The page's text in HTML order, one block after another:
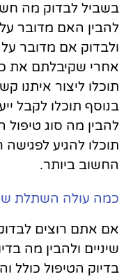
בשביל לבדוק מה
להבין האם מדובר
ולבדוק אם מדובר
אחרי שקיבלתם את
תוכלו ליצור איתנו
בנוסף תוכלו לקבל
להבין מה סוג
תוכלו להגיע
החשוב ביותר.
כמה עולה השתלת
אם אתם רוצים
שיניים ולהבין מה
בדיוק הטיפול כולל